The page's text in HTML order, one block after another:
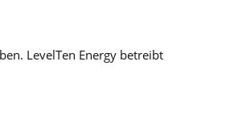
LevelTen Energy betreibt